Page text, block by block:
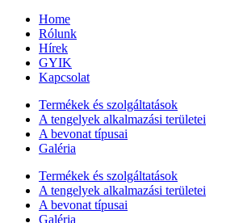
Home
Rólunk
Hírek
GYIK
Kapcsolat
Termékek és szolgáltatások
A tengelyek alkalmazási területei
A bevonat típusai
Galéria
Termékek és szolgáltatások
A tengelyek alkalmazási területei
A bevonat típusai
Galéria